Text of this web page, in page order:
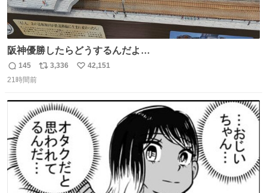
阪神優勝したらどうするんだよ…
返
信
145
リ
ト
数
3,336
い
数
42,151
21時間前